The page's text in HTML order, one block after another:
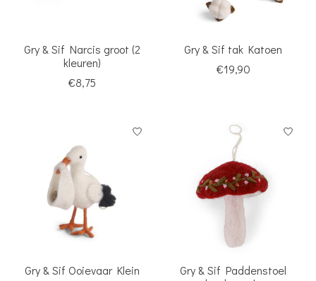
Gry & Sif Narcis groot (2
kleuren)
€8,75
Gry & Sif tak Katoen
€19,90
Gry & Sif Ooievaar Klein
Gry & Sif Paddenstoel